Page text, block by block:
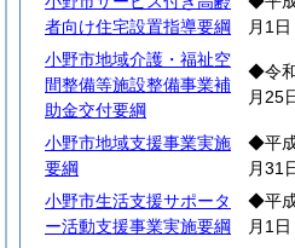
者向け住宅設置指導要綱
月1日
小野市地域介護・福祉空
間整備等施設整備事業補
助金交付要綱
◆令
月25
小野市地域支援事業実施
要綱
◆平
月31
小野市生活支援サポータ
ー活動支援事業実施要綱
◆平
月1日